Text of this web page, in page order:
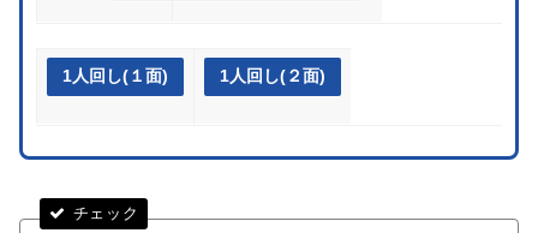
1人回し(１面) 1人回し(２面)